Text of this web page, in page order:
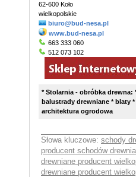
62-600 Koło
wielkopolskie
biuro@bud-nesa.pl
www.bud-nesa.pl
663 333 060
512 073 102
* Stolarnia - obróbka
balustrady drewniane * blaty
architektura ogrodowa
Słowa kluczowe: schody
producent schodów
drewniane producent
drewniane producent